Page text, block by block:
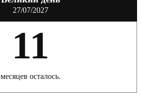
27/07/2027
11
месяцев осталось.